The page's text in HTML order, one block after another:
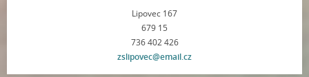
Lipovec 167
679 15
736 402 426
zslipovec@email.cz